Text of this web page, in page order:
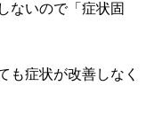
ないので「症状固
も症状が改善しなく